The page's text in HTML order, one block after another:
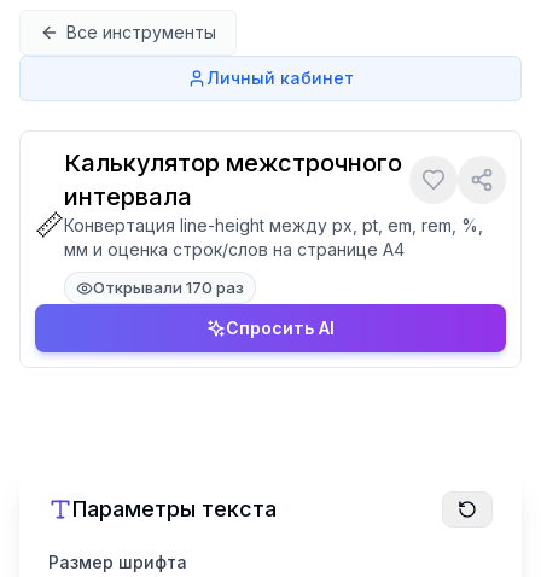
Все инструменты
Личный кабинет
📏
Калькулятор межстрочного
интервала
Конвертация line-height между px, pt, em, rem, %,
мм и оценка строк/слов на странице А4
Открывали 170 раз
Спросить AI
Параметры текста
Размер шрифта